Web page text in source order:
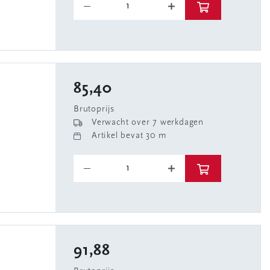
85,40
Brutoprijs
Verwacht over 7 werkdagen
Artikel bevat 30 m
91,88